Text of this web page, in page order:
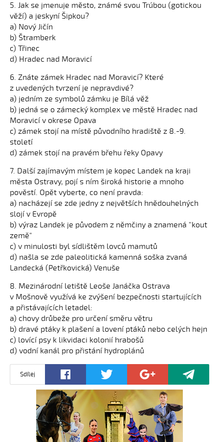
5. Jak se jmenuje město, známé svou Trúbou (gotickou
věží) a jeskyní Šipkou?
a) Nový Jičín
b) Štramberk
c) Třinec
d) Hradec nad Moravicí
6. Znáte zámek Hradec nad Moravicí? Které
z uvedených tvrzení je nepravdivé?
a) jedním ze symbolů zámku je Bílá věž
b) jedná se o zámecký komplex ve městě Hradec nad
Moravicí v okrese Opava
c) zámek stojí na místě původního hradiště z 8.-9.
století
d) zámek stojí na pravém břehu řeky Opavy
7. Další zajímavým místem je kopec Landek na kraji
města Ostravy, pojí s ním široká historie a mnoho
pověstí. Opět vyberte, co není pravda:
a) nacházejí se zde jedny z největších hnědouhelných
slojí v Evropě
b) výraz Landek je původem z němčiny a znamená "kout
země"
c) v minulosti byl sídlištěm lovců mamutů
d) našla se zde paleolitická kamenná soška zvaná
Landecká (Petřkovická) Venuše
8. Mezinárodní letiště Leoše Janáčka Ostrava
v Mošnově využívá ke zvýšení bezpečnosti startujících
a přistávajících letadel:
a) chovy drůbeže pro určení směru větru
b) dravé ptáky k plašení a lovení ptáků nebo celých hejn
c) lovící psy k likvidaci kolonií hrabošů
d) vodní kanál pro přistání hydroplánů
Sdílej